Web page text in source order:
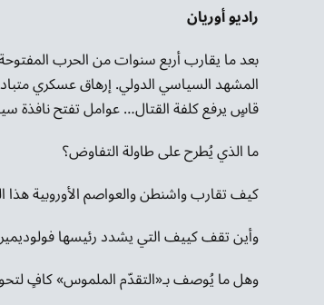
راديو أوريان
بعد ما يقارب أربع سنوات من الحرب
المشهد السياسي الدولي. إرهاق عسكري
قاسٍ يرفع كلفة القتال… عوامل تفتح نافذة
ما الذي يُطرح على طاولة التفاوض؟
كيف تقارب واشنطن والعواصم الأوروبية هذا
وأين تقف كييف التي يشدد رئيسها
وهل ما يُوصف بـ«التقدّم الملموس» كافٍ